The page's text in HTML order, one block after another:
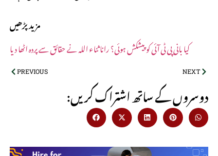
مزید پڑھیں
کیا بانی پی ٹی آئی کو پیشکش ہوئی؟ رانا ثناء اللہ نے حقائق سے پردہ اٹھا دیا
PREVIOUS NEXT
:دوسروں کے ساتھ اشتراک کریں